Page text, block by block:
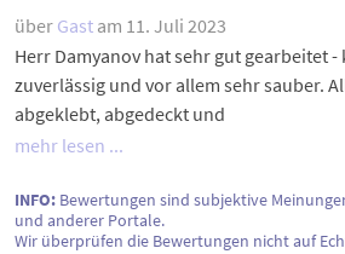
über Gast am 11. Juli 2023
Herr Damyanov hat sehr gut gearbeitet
zuverlässig und vor allem sehr sauber.
abgeklebt, abgedeckt und
mehr lesen ...
INFO: Bewertungen sind subjektive
und anderer Portale.
Wir überprüfen die Bewertungen nicht auf